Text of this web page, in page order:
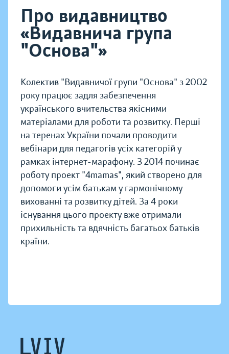
Про видавництво
«Видавнича група
"Основа"»
Колектив "Видавничої групи "Основа" з 2002
року працює задля забезпечення
українського вчительства якісними
матеріалами для роботи та розвитку. Перші
на теренах України почали проводити
вебінари для педагогів усіх категорій у
рамках інтернет-марафону. З 2014 починає
роботу проект "4mamas", який створено для
допомоги усім батькам у гармонічному
вихованні та розвитку дітей. За 4 роки
існування цього проекту вже отримали
прихильність та вдячність багатьох батьків
країни.